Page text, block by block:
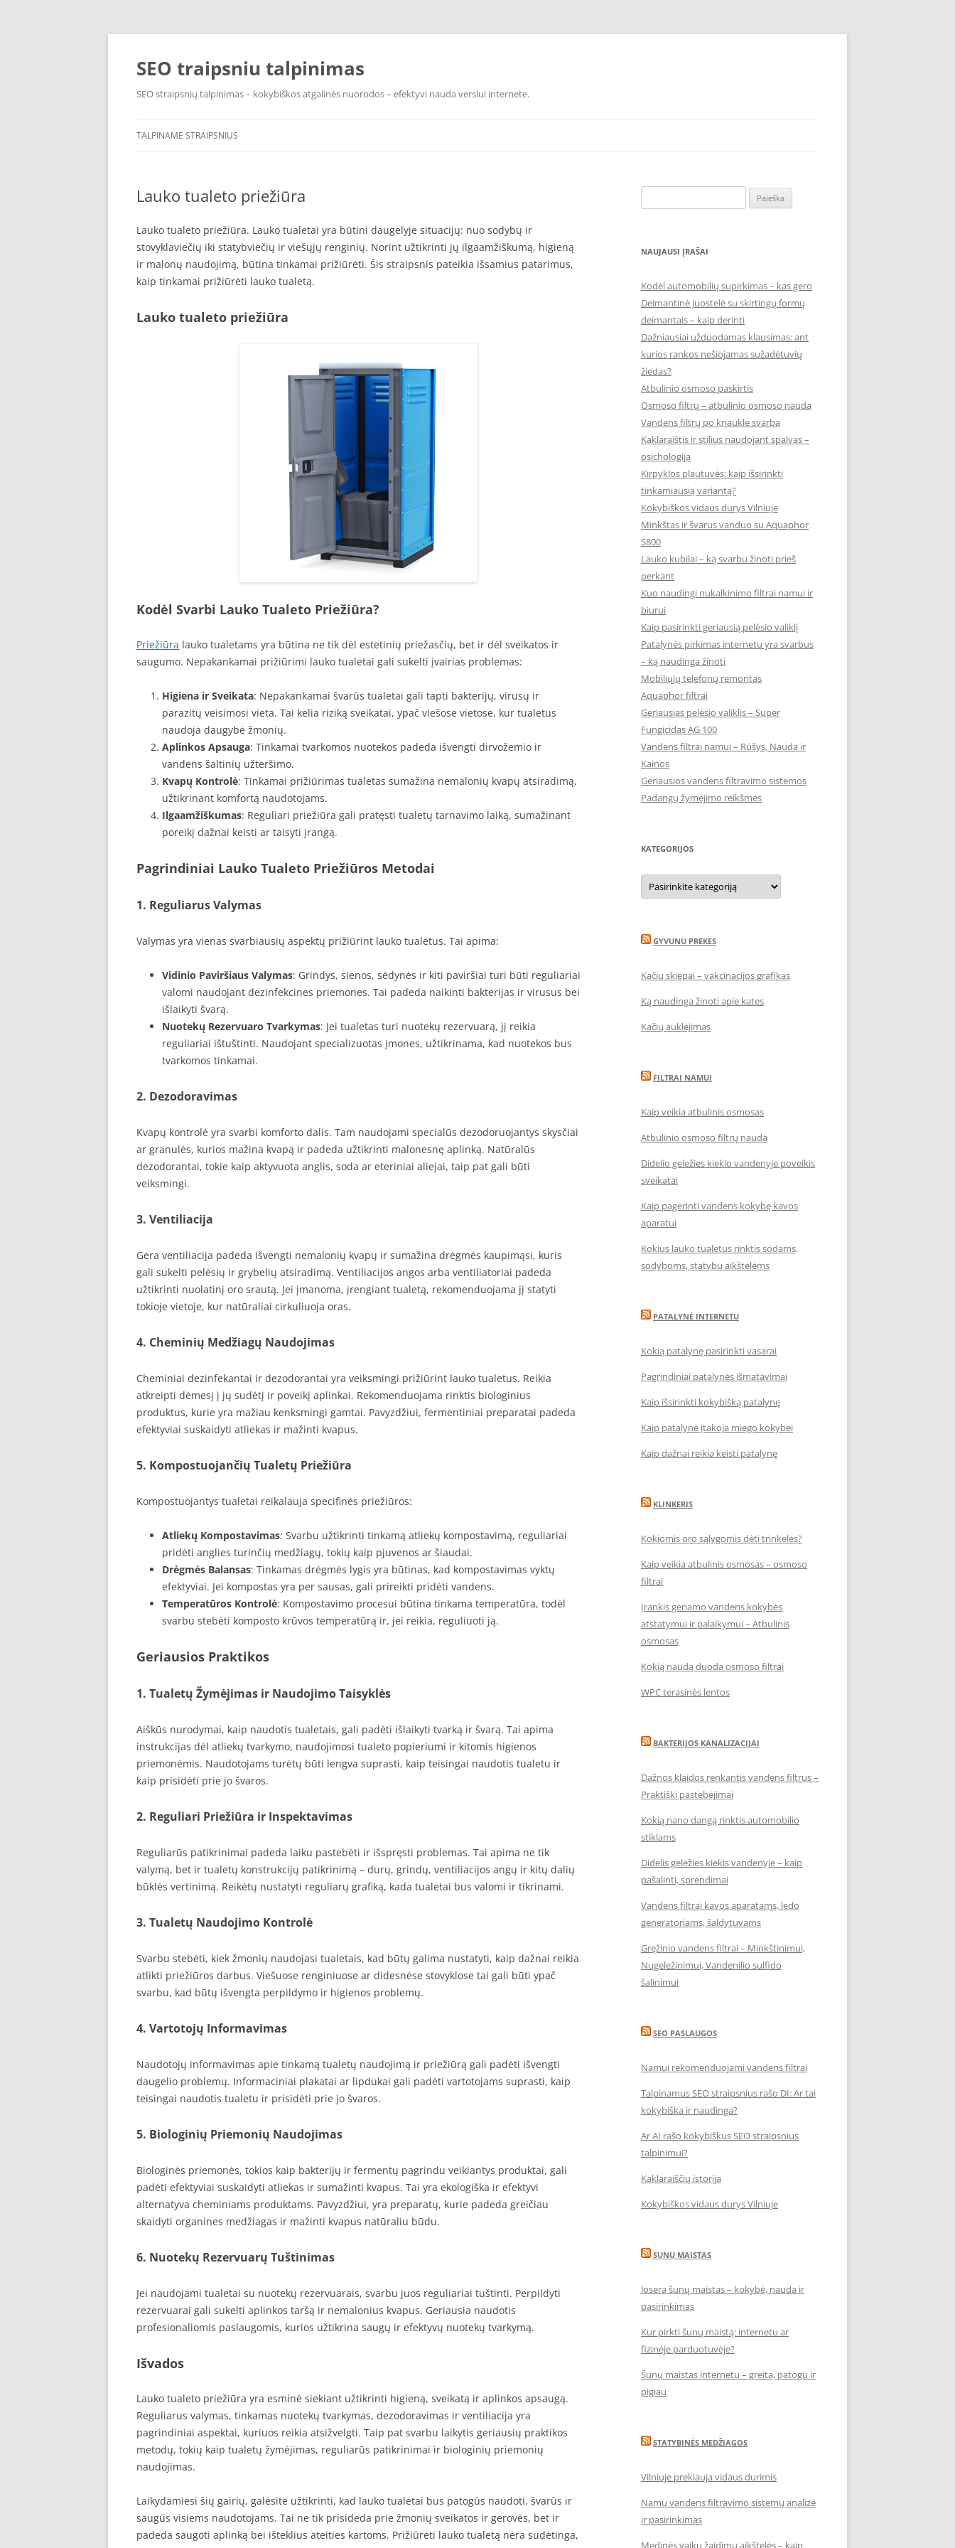
Pereiti
SEO traipsniu talpinimas
SEO straipsnių talpinimas – kokybiškos atgalinės nuorodos – efektyvi nauda verslui internete.
TALPINAME STRAIPSNIUS
Lauko tualeto priežiūra
Lauko tualeto priežiūra. Lauko tualetai yra būtini daugelyje situacijų: nuo sodybų ir
stovyklaviečių iki statybviečių ir viešųjų renginių. Norint užtikrinti jų ilgaamžiškumą, higieną
ir malonų naudojimą, būtina tinkamai prižiūrėti. Šis straipsnis pateikia išsamius patarimus,
kaip tinkamai prižiūrėti lauko tualetą.
Lauko tualeto priežiūra
Kodėl Svarbi Lauko Tualeto Priežiūra?
Priežiūra lauko tualetams yra būtina ne tik dėl estetinių priežasčių, bet ir dėl sveikatos ir
saugumo. Nepakankamai prižiūrimi lauko tualetai gali sukelti įvairias problemas:
Higiena ir Sveikata: Nepakankamai švarūs tualetai gali tapti bakterijų, virusų ir
parazitų veisimosi vieta. Tai kelia riziką sveikatai, ypač viešose vietose, kur tualetus
naudoja daugybė žmonių.
Aplinkos Apsauga: Tinkamai tvarkomos nuotekos padeda išvengti dirvožemio ir
vandens šaltinių užteršimo.
Kvapų Kontrolė: Tinkamai prižiūrimas tualetas sumažina nemalonių kvapų atsiradimą,
užtikrinant komfortą naudotojams.
Ilgaamžiškumas: Reguliari priežiūra gali pratęsti tualetų tarnavimo laiką, sumažinant
poreikį dažnai keisti ar taisyti įrangą.
Pagrindiniai Lauko Tualeto Priežiūros Metodai
1. Reguliarus Valymas
Valymas yra vienas svarbiausių aspektų prižiūrint lauko tualetus. Tai apima:
Vidinio Paviršiaus Valymas: Grindys, sienos, sėdynės ir kiti paviršiai turi būti reguliariai
valomi naudojant dezinfekcines priemones. Tai padeda naikinti bakterijas ir virusus bei
išlaikyti švarą.
Nuotekų Rezervuaro Tvarkymas: Jei tualetas turi nuotekų rezervuarą, jį reikia
reguliariai ištuštinti. Naudojant specializuotas įmones, užtikrinama, kad nuotekos bus
tvarkomos tinkamai.
2. Dezodoravimas
Kvapų kontrolė yra svarbi komforto dalis. Tam naudojami specialūs dezodoruojantys skysčiai
ar granulės, kurios mažina kvapą ir padeda užtikrinti malonesnę aplinką. Natūralūs
dezodorantai, tokie kaip aktyvuota anglis, soda ar eteriniai aliejai, taip pat gali būti
veiksmingi.
3. Ventiliacija
Gera ventiliacija padeda išvengti nemalonių kvapų ir sumažina drėgmės kaupimąsi, kuris
gali sukelti pelėsių ir grybelių atsiradimą. Ventiliacijos angos arba ventiliatoriai padeda
užtikrinti nuolatinį oro srautą. Jei įmanoma, įrengiant tualetą, rekomenduojama jį statyti
tokioje vietoje, kur natūraliai cirkuliuoja oras.
4. Cheminių Medžiagų Naudojimas
Cheminiai dezinfekantai ir dezodorantai yra veiksmingi prižiūrint lauko tualetus. Reikia
atkreipti dėmesį į jų sudėtį ir poveikį aplinkai. Rekomenduojama rinktis biologinius
produktus, kurie yra mažiau kenksmingi gamtai. Pavyzdžiui, fermentiniai preparatai padeda
efektyviai suskaidyti atliekas ir mažinti kvapus.
5. Kompostuojančių Tualetų Priežiūra
Kompostuojantys tualetai reikalauja specifinės priežiūros:
Atliekų Kompostavimas: Svarbu užtikrinti tinkamą atliekų kompostavimą, reguliariai
pridėti anglies turinčių medžiagų, tokių kaip pjuvenos ar šiaudai.
Drėgmės Balansas: Tinkamas drėgmės lygis yra būtinas, kad kompostavimas vyktų
efektyviai. Jei kompostas yra per sausas, gali prireikti pridėti vandens.
Temperatūros Kontrolė: Kompostavimo procesui būtina tinkama temperatūra, todėl
svarbu stebėti komposto krūvos temperatūrą ir, jei reikia, reguliuoti ją.
Geriausios Praktikos
1. Tualetų Žymėjimas ir Naudojimo Taisyklės
Aiškūs nurodymai, kaip naudotis tualetais, gali padėti išlaikyti tvarką ir švarą. Tai apima
instrukcijas dėl atliekų tvarkymo, naudojimosi tualeto popieriumi ir kitomis higienos
priemonėmis. Naudotojams turėtų būti lengva suprasti, kaip teisingai naudotis tualetu ir
kaip prisidėti prie jo švaros.
2. Reguliari Priežiūra ir Inspektavimas
Reguliarūs patikrinimai padeda laiku pastebėti ir išspręsti problemas. Tai apima ne tik
valymą, bet ir tualetų konstrukcijų patikrinimą – durų, grindų, ventiliacijos angų ir kitų dalių
būklės vertinimą. Reikėtų nustatyti reguliarų grafiką, kada tualetai bus valomi ir tikrinami.
3. Tualetų Naudojimo Kontrolė
Svarbu stebėti, kiek žmonių naudojasi tualetais, kad būtų galima nustatyti, kaip dažnai reikia
atlikti priežiūros darbus. Viešuose renginiuose ar didesnėse stovyklose tai gali būti ypač
svarbu, kad būtų išvengta perpildymo ir higienos problemų.
4. Vartotojų Informavimas
Naudotojų informavimas apie tinkamą tualetų naudojimą ir priežiūrą gali padėti išvengti
daugelio problemų. Informaciniai plakatai ar lipdukai gali padėti vartotojams suprasti, kaip
teisingai naudotis tualetu ir prisidėti prie jo švaros.
5. Biologinių Priemonių Naudojimas
Biologinės priemonės, tokios kaip bakterijų ir fermentų pagrindu veikiantys produktai, gali
padėti efektyviai suskaidyti atliekas ir sumažinti kvapus. Tai yra ekologiška ir efektyvi
alternatyva cheminiams produktams. Pavyzdžiui, yra preparatų, kurie padeda greičiau
skaidyti organines medžiagas ir mažinti kvapus natūraliu būdu.
6. Nuotekų Rezervuarų Tuštinimas
Jei naudojami tualetai su nuotekų rezervuarais, svarbu juos reguliariai tuštinti. Perpildyti
rezervuarai gali sukelti aplinkos taršą ir nemalonius kvapus. Geriausia naudotis
profesionaliomis paslaugomis, kurios užtikrina saugų ir efektyvų nuotekų tvarkymą.
Išvados
Lauko tualeto priežiūra yra esminė siekiant užtikrinti higieną, sveikatą ir aplinkos apsaugą.
Reguliarus valymas, tinkamas nuotekų tvarkymas, dezodoravimas ir ventiliacija yra
pagrindiniai aspektai, kuriuos reikia atsižvelgti. Taip pat svarbu laikytis geriausių praktikos
metodų, tokių kaip tualetų žymėjimas, reguliarūs patikrinimai ir biologinių priemonių
naudojimas.
Laikydamiesi šių gairių, galėsite užtikrinti, kad lauko tualetai bus patogūs naudoti, švarūs ir
saugūs visiems naudotojams. Tai ne tik prisideda prie žmonių sveikatos ir gerovės, bet ir
padeda saugoti aplinką bei išteklius ateities kartoms. Prižiūrėti lauko tualetą nėra sudėtinga,
NAUJAUSI ĮRAŠAI
Kodėl automobilių supirkimas – kas gero
Deimantinė juostelė su skirtingų formų
deimantais – kaip derinti
Dažniausiai užduodamas klausimas: ant
kurios rankos nešiojamas sužadėtuvių
žiedas?
Atbulinio osmoso paskirtis
Osmoso filtrų – atbulinio osmoso nauda
Vandens filtrų po kriaukle svarba
Kaklaraištis ir stilius naudojant spalvas –
psichologija
Kirpyklos plautuvės: kaip išsirinkti
tinkamiausią variantą?
Kokybiškos vidaus durys Vilniuje
Minkštas ir švarus vanduo su Aquaphor
S800
Lauko kubilai – ką svarbu žinoti prieš
perkant
Kuo naudingi nukalkinimo filtrai namui ir
biurui
Kaip pasirinkti geriausią pelėsio valiklį
Patalynės pirkimas internetu yra svarbus
– ką naudinga žinoti
Mobiliųjų telefonų remontas
Aquaphor filtrai
Geriausias pelėsio valiklis – Super
Fungicidas AG 100
Vandens filtrai namui – Rūšys, Nauda ir
Kainos
Geriausios vandens filtravimo sistemos
Padangų žymėjimo reikšmės
KATEGORIJOS
Kategorijos
GYVUNU PREKES
Kačių skiepai – vakcinacijos grafikas
Ką naudinga žinoti apie kates
Kačių auklėjimas
FILTRAI NAMUI
Kaip veikia atbulinis osmosas
Atbulinio osmoso filtrų nauda
Didelio geležies kiekio vandenyje poveikis
sveikatai
Kaip pagerinti vandens kokybę kavos
aparatui
Kokius lauko tualetus rinktis sodams,
sodyboms, statybų aikštelėms
PATALYNĖ INTERNETU
Kokią patalynę pasirinkti vasarai
Pagrindiniai patalynės išmatavimai
Kaip išsirinkti kokybišką patalynę
Kaip patalynė įtakoja miego kokybei
Kaip dažnai reikia keisti patalynę
KLINKERIS
Kokiomis oro sąlygomis dėti trinkeles?
Kaip veikia atbulinis osmosas – osmoso
filtrai
Įrankis geriamo vandens kokybės
atstatymui ir palaikymui – Atbulinis
osmosas
Kokią naudą duoda osmoso filtrai
WPC terasinės lentos
BAKTERIJOS KANALIZACIJAI
Dažnos klaidos renkantis vandens filtrus –
Praktiški pastebėjimai
Kokią nano dangą rinktis automobilio
stiklams
Didelis geležies kiekis vandenyje – kaip
pašalinti, sprendimai
Vandens filtrai kavos aparatams, ledo
generatoriams, šaldytuvams
Gręžinio vandens filtrai – Minkštinimui,
Nugeležinimui, Vandenilio sulfido
šalinimui
SEO PASLAUGOS
Namui rekomenduojami vandens filtrai
Talpinamus SEO straipsnius rašo DI: Ar tai
kokybiška ir naudinga?
Ar AI rašo kokybiškus SEO straipsnius
talpinimui?
Kaklaraiščių istorija
Kokybiškos vidaus durys Vilniuje
SUNU MAISTAS
Josera šunų maistas – kokybė, nauda ir
pasirinkimas
Kur pirkti šunų maistą: internetu ar
fizinėje parduotuvėje?
Šunų maistas internetu – greita, patogu ir
pigiau
STATYBINĖS MEDŽIAGOS
Vilniuje prekiauja vidaus durimis
Namų vandens filtravimo sistemų analizė
ir pasirinkimas
Medinės vaikų žaidimų aikštelės – kaip